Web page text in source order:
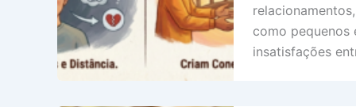
como pequenos
insatisfações